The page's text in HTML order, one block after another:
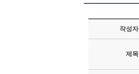
작성자
제목